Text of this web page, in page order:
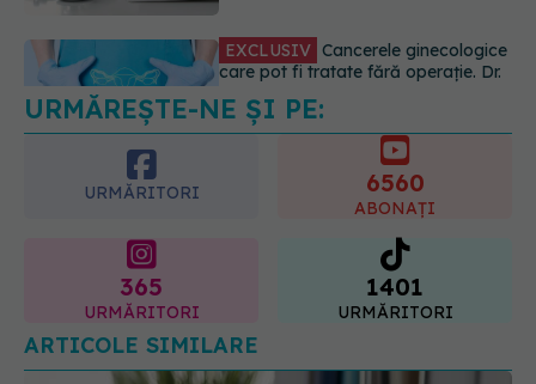
EXCLUSIV
Brahiterapie vs
radioterapie externă în cancerul
ginecologic. Dr. Sorin Bogdan
(SANADOR) explică diferența și
cum acționează tratamentul
URMĂREȘTE-NE ȘI PE:
URMĂRITORI
ABONAȚI
URMĂRITORI
1401
URMĂRITORI
ARTICOLE SIMILARE